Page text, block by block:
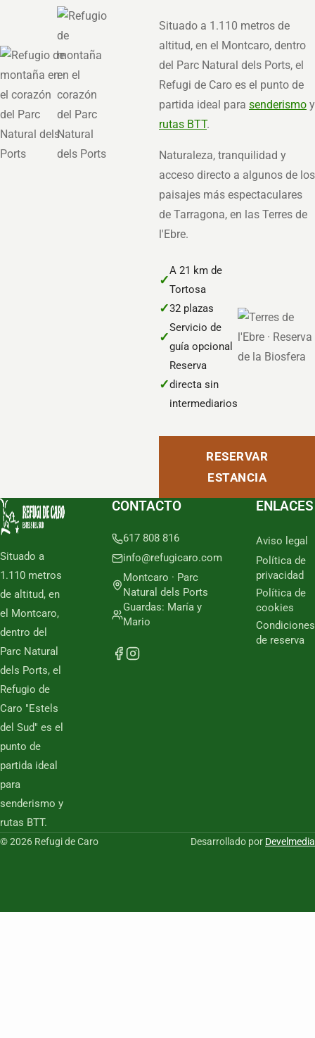
Situado a 1.110 metros de
altitud, en el Montcaro, dentro
del Parc Natural dels Ports, el
Refugi de Caro es el punto de
partida ideal para senderismo y
rutas BTT.
Naturaleza, tranquilidad y
acceso directo a algunos de los
paisajes más espectaculares
de Tarragona, en las Terres de
l'Ebre.
✓
A 21 km de
Tortosa
✓32 plazas
✓
Servicio de
guía opcional
✓
Reserva
directa sin
intermediarios
RESERVAR
ESTANCIA
Situado a
1.110 metros
de altitud, en
el Montcaro,
dentro del
Parc Natural
dels Ports, el
Refugio de
Caro "Estels
del Sud" es el
punto de
partida ideal
para
senderismo y
rutas BTT.
CONTACTO
617 808 816
info@refugicaro.com
Montcaro · Parc
Natural dels Ports
Guardas: María y
Mario
ENLACES
Aviso legal
Política de
privacidad
Política de
cookies
Condiciones
de reserva
© 2026 Refugi de Caro Desarrollado por Develmedia